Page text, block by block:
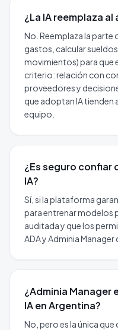
¿La IA reemplaza
No. Reemplaza la
gastos, calcular
movimientos) para que
criterio: relación con
proveedores y
que adoptan IA tienden
equipo.
¿Es seguro confiar
IA?
Sí, si la plataforma
para entrenar modelos
auditada y que los
ADA y Adminia
¿Adminia Manager
IA en Argentina?
No, pero es la única